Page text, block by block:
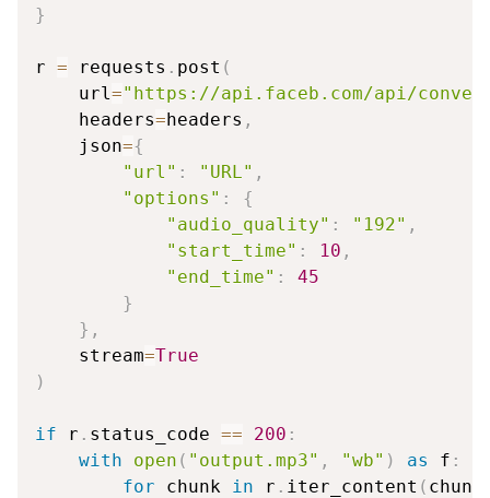
}
r = requests . post (
    url
="https://api.faceb.com/api/
    headers
=headers ,
    json
={
"url" : "URL" ,
"options" :
{
"audio_quality" : "192" ,
"start_time" : 10 ,
"end_time" :
45
}
} ,
    stream
=True
)
if r . status_code == 200 :
with
open ( "output.mp3" , "wb" ) as f :
for chunk in r . iter_content (